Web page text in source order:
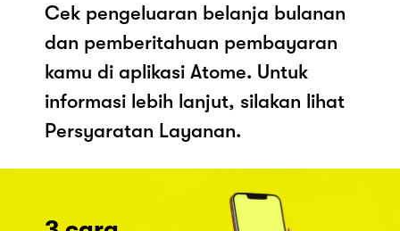
Cek pengeluaran belanja bulanan
dan pemberitahuan pembayaran
kamu di aplikasi Atome. Untuk
informasi lebih lanjut, silakan lihat
Persyaratan Layanan.